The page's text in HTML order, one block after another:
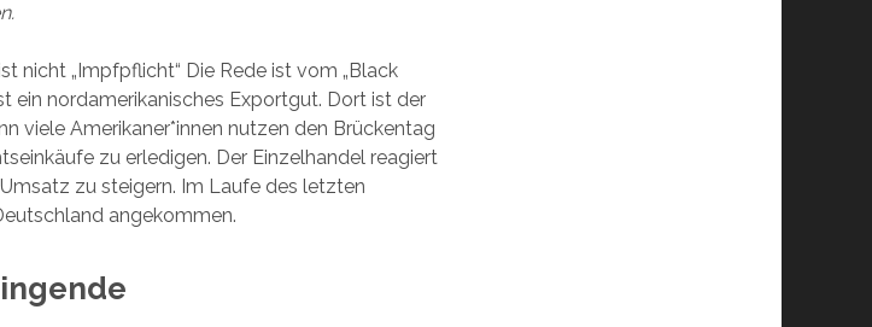
nicht „Impfpflicht“ Die Rede ist vom „Black
ein nordamerikanisches Exportgut. Dort ist der
viele Amerikaner*innen nutzen den Brückentag
zu erledigen. Der Einzelhandel reagiert
zu steigern. Im Laufe des letzten
angekommen.